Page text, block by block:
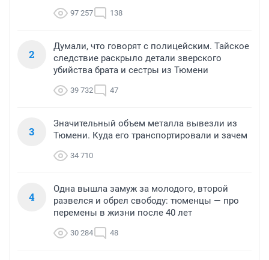
97 257 138
2
Думали, что говорят с полицейским. Тайское
следствие раскрыло детали зверского
убийства брата и сестры из Тюмени
39 732 47
3
Значительный объем металла вывезли из
Тюмени. Куда его транспортировали и зачем
34 710
4
Одна вышла замуж за молодого, второй
развелся и обрел свободу: тюменцы — про
перемены в жизни после 40 лет
30 284 48